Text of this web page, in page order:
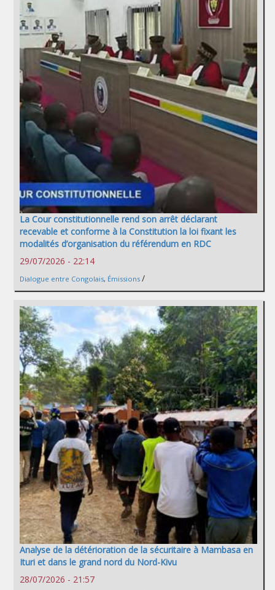
La Cour constitutionnelle rend son arrêt déclarant
recevable et conforme à la Constitution la loi fixant les
modalités d’organisation du référendum en RDC
29/07/2026 - 22:14
Dialogue entre Congolais, Émissions /
Analyse de la détérioration de la sécuritaire à Mambasa en
Ituri et dans le grand nord du Nord-Kivu
28/07/2026 - 21:57